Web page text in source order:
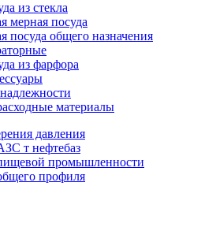
из стекла
мерная посуда
посуда общего назначения
из фарфора
материалы
давления
т нефтебаз
промышленности
профиля